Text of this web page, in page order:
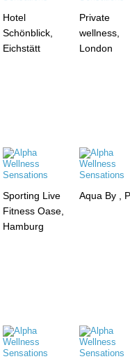
Hotel
Schönblick,
Eichstätt
Private
wellness,
London
Sporting Live
Fitness Oase,
Hamburg
Aqua By ,